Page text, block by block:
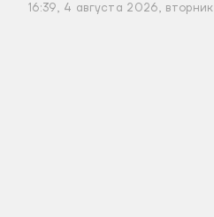
16:39, 4 августа 2026, вторник